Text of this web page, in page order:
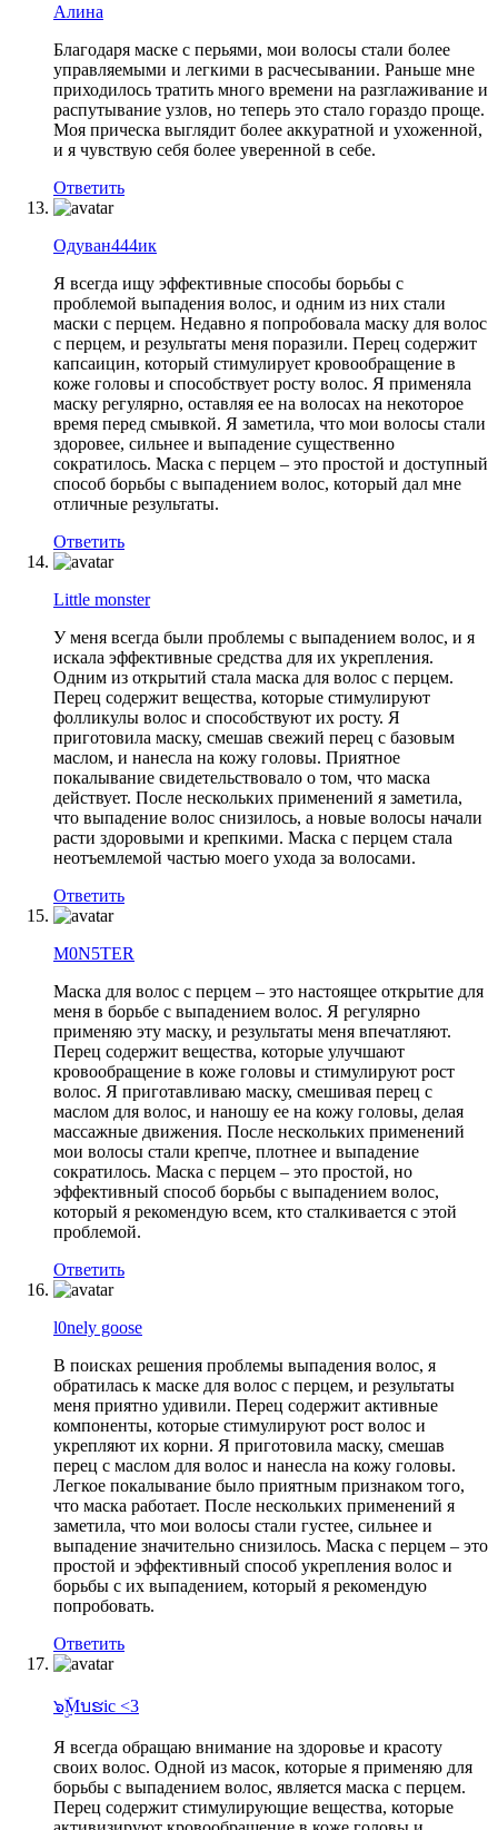
Алина
Благодаря маске с перьями, мои волосы стали более
управляемыми и легкими в расчесывании. Раньше мне
приходилось тратить много времени на разглаживание и
распутывание узлов, но теперь это стало гораздо проще.
Моя прическа выглядит более аккуратной и ухоженной,
и я чувствую себя более уверенной в себе.
Ответить
Одуван444ик
Я всегда ищу эффективные способы борьбы с
проблемой выпадения волос, и одним из них стали
маски с перцем. Недавно я попробовала маску для волос
с перцем, и результаты меня поразили. Перец содержит
капсаицин, который стимулирует кровообращение в
коже головы и способствует росту волос. Я применяла
маску регулярно, оставляя ее на волосах на некоторое
время перед смывкой. Я заметила, что мои волосы стали
здоровее, сильнее и выпадение существенно
сократилось. Маска с перцем – это простой и доступный
способ борьбы с выпадением волос, который дал мне
отличные результаты.
Ответить
Little monster
У меня всегда были проблемы с выпадением волос, и я
искала эффективные средства для их укрепления.
Одним из открытий стала маска для волос с перцем.
Перец содержит вещества, которые стимулируют
фолликулы волос и способствуют их росту. Я
приготовила маску, смешав свежий перец с базовым
маслом, и нанесла на кожу головы. Приятное
покалывание свидетельствовало о том, что маска
действует. После нескольких применений я заметила,
что выпадение волос снизилось, а новые волосы начали
расти здоровыми и крепкими. Маска с перцем стала
неотъемлемой частью моего ухода за волосами.
Ответить
M0N5TER
Маска для волос с перцем – это настоящее открытие для
меня в борьбе с выпадением волос. Я регулярно
применяю эту маску, и результаты меня впечатляют.
Перец содержит вещества, которые улучшают
кровообращение в коже головы и стимулируют рост
волос. Я приготавливаю маску, смешивая перец с
маслом для волос, и наношу ее на кожу головы, делая
массажные движения. После нескольких применений
мои волосы стали крепче, плотнее и выпадение
сократилось. Маска с перцем – это простой, но
эффективный способ борьбы с выпадением волос,
который я рекомендую всем, кто сталкивается с этой
проблемой.
Ответить
l0nely goose
В поисках решения проблемы выпадения волос, я
обратилась к маске для волос с перцем, и результаты
меня приятно удивили. Перец содержит активные
компоненты, которые стимулируют рост волос и
укрепляют их корни. Я приготовила маску, смешав
перец с маслом для волос и нанесла на кожу головы.
Легкое покалывание было приятным признаком того,
что маска работает. После нескольких применений я
заметила, что мои волосы стали густее, сильнее и
выпадение значительно снизилось. Маска с перцем – это
простой и эффективный способ укрепления волос и
борьбы с их выпадением, который я рекомендую
попробовать.
Ответить
๖ۣۜMบຮic <3
Я всегда обращаю внимание на здоровье и красоту
своих волос. Одной из масок, которые я применяю для
борьбы с выпадением волос, является маска с перцем.
Перец содержит стимулирующие вещества, которые